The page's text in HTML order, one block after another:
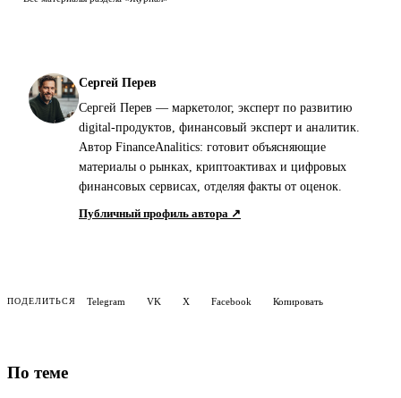
Сергей Перев
Сергей Перев — маркетолог, эксперт по развитию
digital-продуктов, финансовый эксперт и аналитик.
Автор FinanceAnalitics: готовит объясняющие
материалы о рынках, криптоактивах и цифровых
финансовых сервисах, отделяя факты от оценок.
Публичный профиль автора ↗
ПОДЕЛИТЬСЯ Telegram VK X Facebook Копировать
По теме